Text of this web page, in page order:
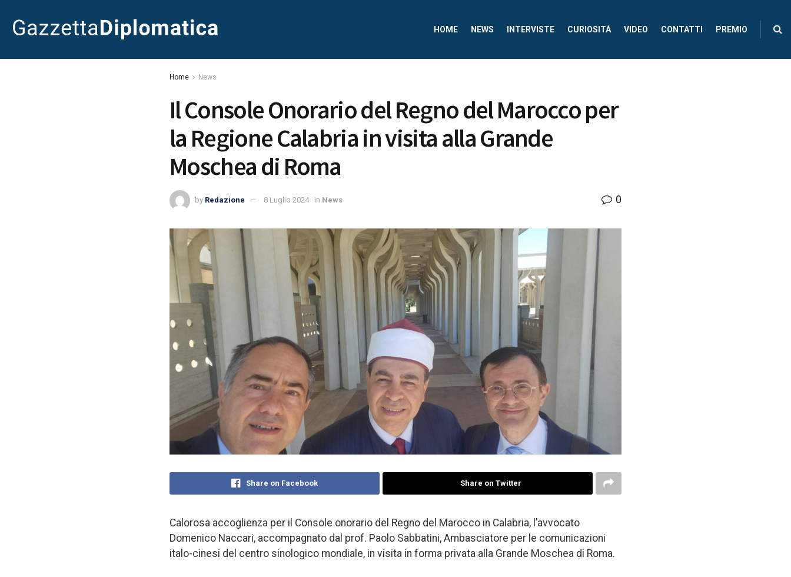
HOME NEWS INTERVISTE CURIOSITÀ VIDEO CONTATTI PREMIO
Home News
Il Console Onorario del Regno del Marocco per
la Regione Calabria in visita alla Grande
Moschea di Roma
by Redazione 8 Luglio 2024 in News 0
Share on Facebook Share on Twitter
Calorosa accoglienza per il Console onorario del Regno del Marocco in Calabria, l’avvocato
Domenico Naccari, accompagnato dal prof. Paolo Sabbatini, Ambasciatore per le comunicazioni
italo-cinesi del centro sinologico mondiale, in visita in forma privata alla Grande Moschea di Roma.